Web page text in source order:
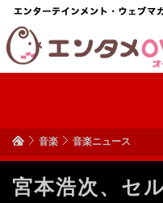
音楽 音楽ニュース
宮本浩次、セ